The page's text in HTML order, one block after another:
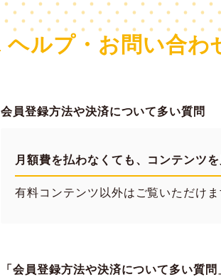
ヘルプ・お問い合わ
会員登録方法や決済について多い質問
月額費を払わなくても、コンテンツ
有料コンテンツ以外はご覧いただけま
「会員登録方法や決済について多い質